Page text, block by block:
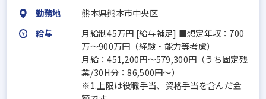
勤務地
熊本県熊本市中央区
給与
月給制45万円 [給与補足] ■想定年収：700
万～900万円（経験・能力等考慮）
月給：451,200円～579,300円（うち固定残
業/30H分：86,500円～）
※1.上限は役職手当、資格手当を含んだ金